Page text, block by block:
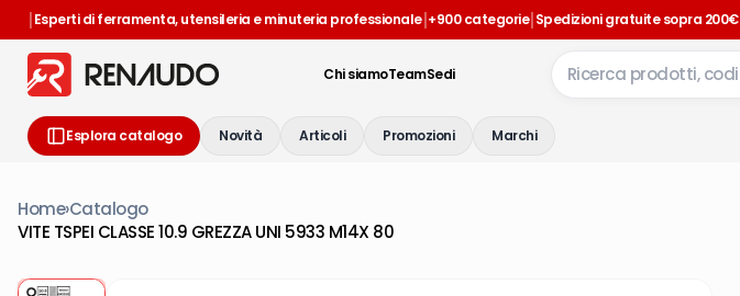
|Esperti di ferramenta, utensileria e minuteria professionale|+900 categorie|Spedizioni gratuite sopra 200€
Chi siamoTeamSedi
Esplora catalogo Novità Articoli Promozioni Marchi
Home›Catalogo
VITE TSPEI CLASSE 10.9 GREZZA UNI 5933 M14X 80